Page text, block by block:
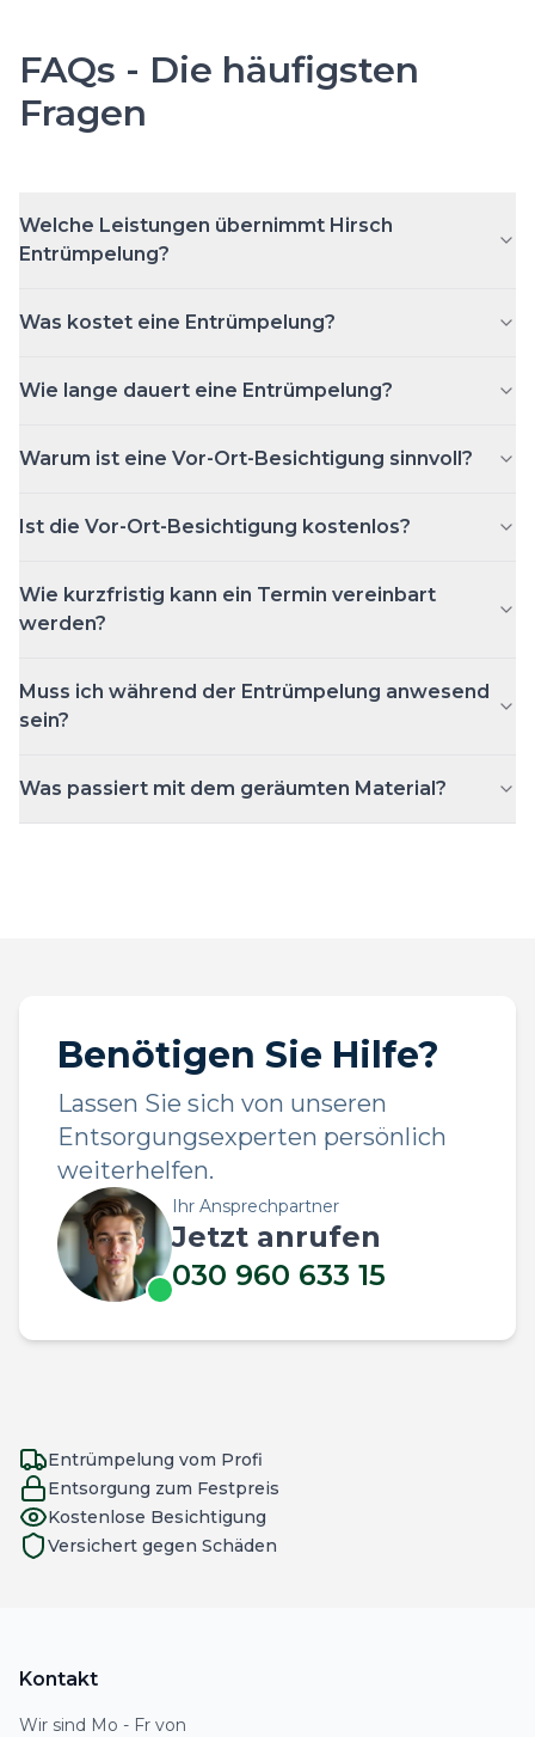
FAQs - Die häufigsten
Fragen
Welche Leistungen übernimmt Hirsch
Entrümpelung?
Was kostet eine Entrümpelung?
Wie lange dauert eine Entrümpelung?
Warum ist eine Vor-Ort-Besichtigung sinnvoll?
Ist die Vor-Ort-Besichtigung kostenlos?
Wie kurzfristig kann ein Termin vereinbart
werden?
Muss ich während der Entrümpelung anwesend
sein?
Was passiert mit dem geräumten Material?
Benötigen Sie Hilfe?
Lassen Sie sich von unseren
Entsorgungsexperten persönlich
weiterhelfen.
Ihr Ansprechpartner
Jetzt anrufen
030 960 633 15
Entrümpelung vom Profi
Entsorgung zum Festpreis
Kostenlose Besichtigung
Versichert gegen Schäden
Kontakt
Wir sind Mo - Fr von